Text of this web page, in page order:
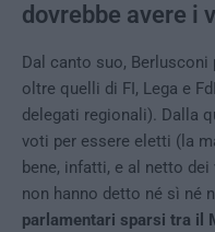
dovrebbe avere i
Dal canto suo,
oltre quelli di FI, Lega e
delegati regionali). Dalla
voti per essere eletti (la
bene, infatti, e al netto
non hanno detto né sì né
parlamentari sparsi tra il